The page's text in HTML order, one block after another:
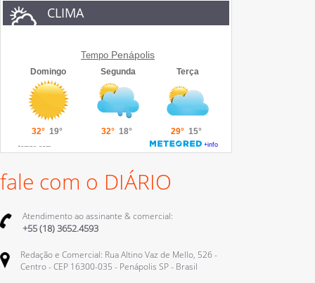
CLIMA
Tempo Penápolis
fale com o DIÁRIO
Atendimento ao assinante & comercial:
+55 (18) 3652.4593
Redação e Comercial: Rua Altino Vaz de Mello, 526 -
Centro - CEP 16300-035 - Penápolis SP - Brasil